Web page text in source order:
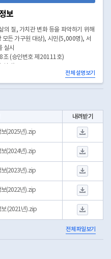
보
의 질, 가치관 변화 등을 파악하기 위해
든 가구원 대상), 시민(5,000명), 서
실시
조 (승인번호 제20111호)
전체 설명보기
내려받기
보(2025년).zip
서울서베이 도시정
보(2024년).zip
서울서베이 도시정
보(2023년).zip
서울서베이 도시정
보(2022년).zip
서울서베이 도시정
보 (2021년).zip
서울서베이 도시정
전체 파일보기